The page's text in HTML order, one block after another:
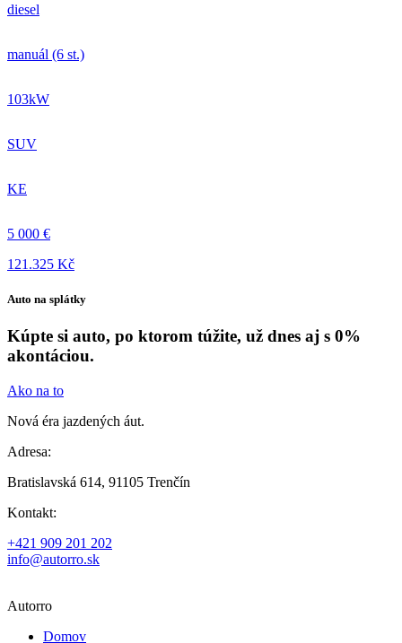
diesel
manuál (6 st.)
103kW
SUV
KE
5 000 €
121.325 Kč
Auto na splátky
Kúpte si auto, po ktorom túžite, už dnes aj s 0%
akontáciou.
Ako na to
Nová éra jazdených áut.
Adresa:
Bratislavská 614, 91105 Trenčín
Kontakt:
+421 909 201 202
info@autorro.sk
Autorro
Domov